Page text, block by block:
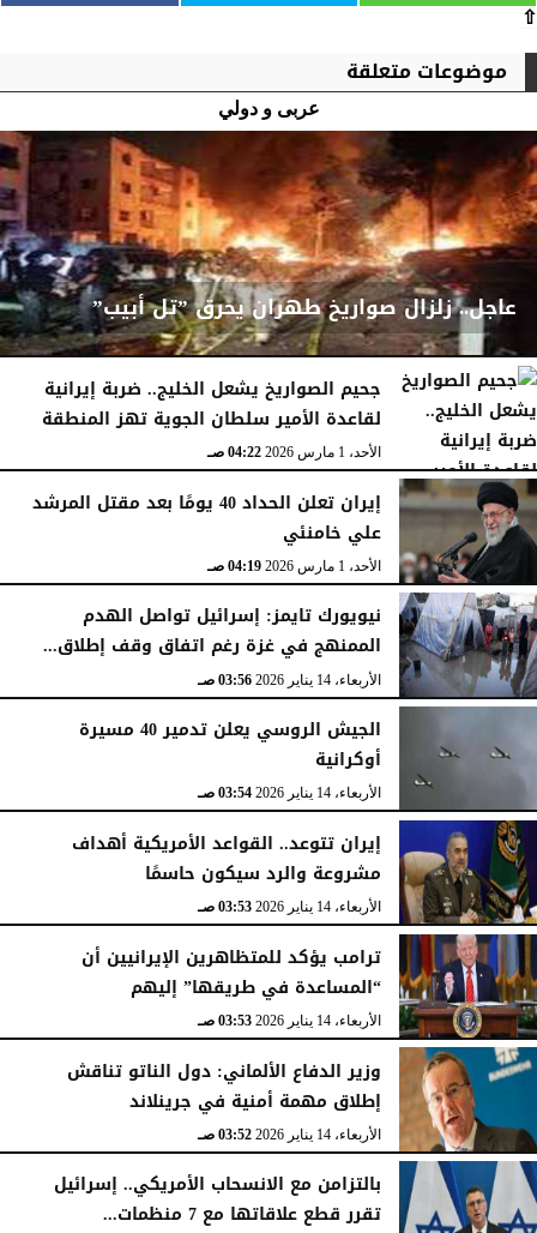
⇧
موضوعات متعلقة
عربى و دولي
عاجل.. زلزال صواريخ طهران يحرق ”تل أبيب”
الأحد، 1 مارس 2026
جحيم الصواريخ يشعل الخليج.. ضربة إيرانية
لقاعدة الأمير سلطان الجوية تهز المنطقة
الأحد، 1 مارس 2026 04:22 صـ
إيران تعلن الحداد 40 يومًا بعد مقتل المرشد
علي خامنئي
الأحد، 1 مارس 2026 04:19 صـ
نيويورك تايمز: إسرائيل تواصل الهدم
الممنهج في غزة رغم اتفاق وقف إطلاق...
الأربعاء، 14 يناير 2026 03:56 صـ
الجيش الروسي يعلن تدمير 40 مسيرة
أوكرانية
الأربعاء، 14 يناير 2026 03:54 صـ
إيران تتوعد.. القواعد الأمريكية أهداف
مشروعة والرد سيكون حاسمًا
الأربعاء، 14 يناير 2026 03:53 صـ
ترامب يؤكد للمتظاهرين الإيرانيين أن
“المساعدة في طريقها” إليهم
الأربعاء، 14 يناير 2026 03:53 صـ
وزير الدفاع الألماني: دول الناتو تناقش
إطلاق مهمة أمنية في جرينلاند
الأربعاء، 14 يناير 2026 03:52 صـ
بالتزامن مع الانسحاب الأمريكي.. إسرائيل
تقرر قطع علاقاتها مع 7 منظمات...